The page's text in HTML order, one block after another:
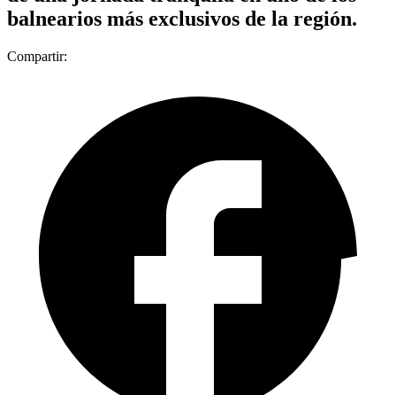
balnearios más exclusivos de la región.
Compartir: